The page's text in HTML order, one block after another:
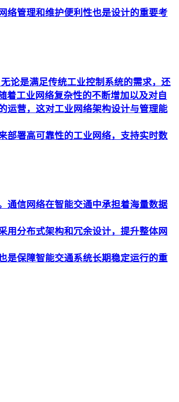
络管理和维护便利性也是设计的重要考
论是满足传统工业控制系统的需求，还
着工业网络复杂性的不断增加以及对自
运营，这对工业网络架构设计与管理能
部署高可靠性的工业网络，支持实时数
通信网络在智能交通中承担着海量数据
用分布式架构和冗余设计，提升整体网
是保障智能交通系统长期稳定运行的重